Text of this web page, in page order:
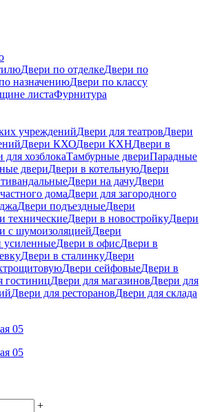
Двери по отделкеДвери по
назначениюДвери по классу
листаФурнитура
учрежденийДвери для театровДвери
Двери КХОДвери КХНДвери в
для хозблокаТамбурные двериПарадные
двериДвери в котельнуюДвери
Двери на дачуДвери
домаДвери для загородного
Двери подъездныеДвери
техническиеДвери в новостройкуДвери
с шумоизоляциейДвери
усиленныеДвери в офисДвери в
Двери в сталинкуДвери
Двери сейфовыеДвери в
гостиницДвери для магазиновДвери для
Двери для ресторановДвери для склада
+